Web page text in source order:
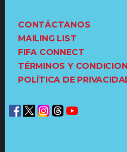
CONTÁCTANOS
MAILING LIST
FIFA CONNECT
TÉRMINOS Y
POLÍTICA DE